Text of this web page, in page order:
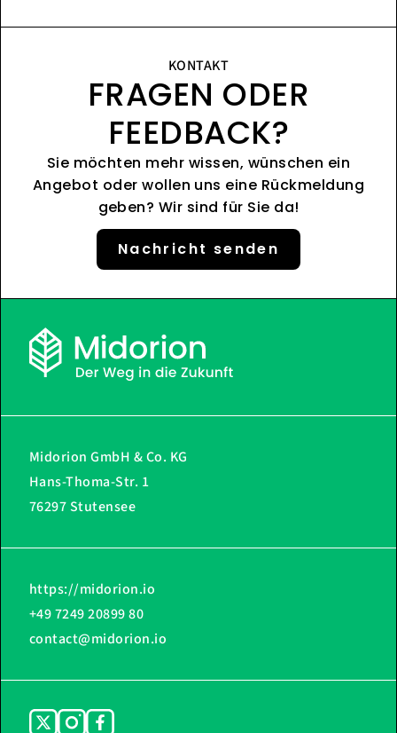
KONTAKT
FRAGEN ODER
FEEDBACK?
Sie möchten mehr wissen, wünschen ein
Angebot oder wollen uns eine Rückmeldung
geben? Wir sind für Sie da!
Nachricht senden
Midorion GmbH & Co. KG
Hans-Thoma-Str. 1
76297 Stutensee
https://midorion.io
+49 7249 20899 80
contact@midorion.io